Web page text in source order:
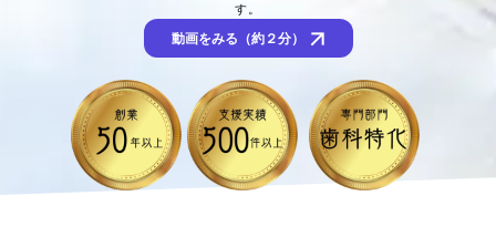
す。
動画をみる（約２分） arrow_forward